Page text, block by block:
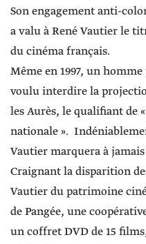
Son engagement anti-
a valu à René Vautier le
du cinéma français.
Même en 1997, un
voulu interdire la
les Aurès, le qualifiant de
nationale ».
Vautier marquera à
Craignant la disparition
Vautier du patrimoine
de Pangée, une
un coffret DVD de 15